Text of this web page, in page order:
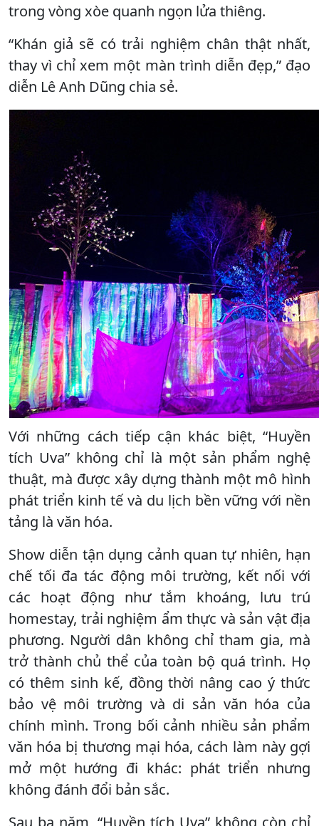
trong vòng xòe quanh ngọn lửa thiêng.
“Khán giả sẽ có trải nghiệm chân thật nhất,
thay vì chỉ xem một màn trình diễn đẹp,” đạo
diễn Lê Anh Dũng chia sẻ.
Với những cách tiếp cận khác biệt, “Huyền
tích Uva” không chỉ là một sản phẩm nghệ
thuật, mà được xây dựng thành một mô hình
phát triển kinh tế và du lịch bền vững với nền
tảng là văn hóa.
Show diễn tận dụng cảnh quan tự nhiên, hạn
chế tối đa tác động môi trường, kết nối với
các hoạt động như tắm khoáng, lưu trú
homestay, trải nghiệm ẩm thực và sản vật địa
phương. Người dân không chỉ tham gia, mà
trở thành chủ thể của toàn bộ quá trình. Họ
có thêm sinh kế, đồng thời nâng cao ý thức
bảo vệ môi trường và di sản văn hóa của
chính mình. Trong bối cảnh nhiều sản phẩm
văn hóa bị thương mại hóa, cách làm này gợi
mở một hướng đi khác: phát triển nhưng
không đánh đổi bản sắc.
Sau ba năm, “Huyền tích Uva” không còn chỉ